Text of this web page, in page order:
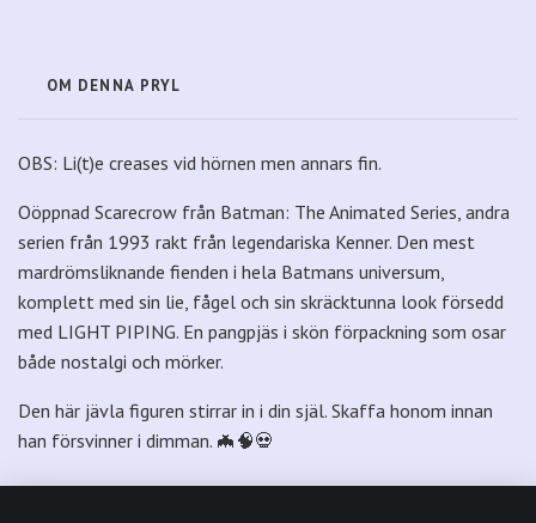
OM DENNA PRYL
OBS: Li(t)e creases vid hörnen men annars fin.
Oöppnad Scarecrow från Batman: The Animated Series, andra
serien från 1993 rakt från legendariska Kenner. Den mest
mardrömsliknande fienden i hela Batmans universum,
komplett med sin lie, fågel och sin skräcktunna look försedd
med LIGHT PIPING. En pangpjäs i skön förpackning som osar
både nostalgi och mörker.
Den här jävla figuren stirrar in i din själ. Skaffa honom innan
han försvinner i dimman. 🦇🧠💀